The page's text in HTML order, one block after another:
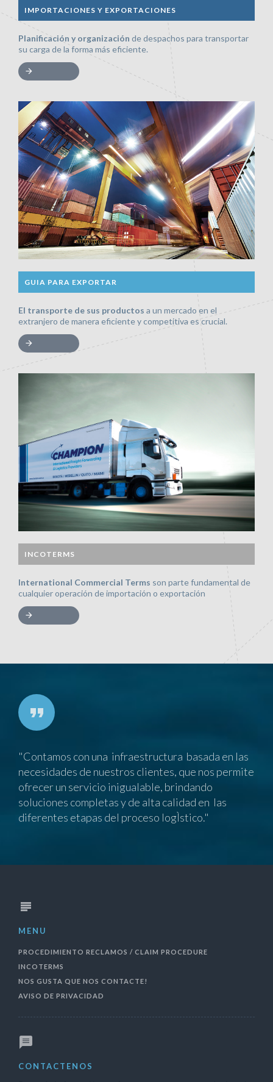
IMPORTACIONES Y EXPORTACIONES
Planificación y organización de despachos para transportar
su carga de la forma más eficiente.
GUIA PARA EXPORTAR
El transporte de sus productos a un mercado en el
extranjero de manera eficiente y competitiva es crucial.
INCOTERMS
International Commercial Terms son parte fundamental de
cualquier operación de importación o exportación
"Contamos con una infraestructura basada en las
necesidades de nuestros clientes, que nos permite
ofrecer un servicio inigualable, brindando
soluciones completas y de alta calidad en las
diferentes etapas del proceso logÌstico."
MENU
PROCEDIMIENTO RECLAMOS / CLAIM PROCEDURE
INCOTERMS
NOS GUSTA QUE NOS CONTACTE!
AVISO DE PRIVACIDAD
CONTACTENOS